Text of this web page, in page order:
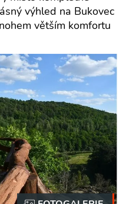
výhled na Bukovec
větším komfortu